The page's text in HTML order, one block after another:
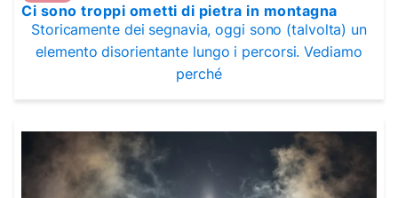
Ci sono troppi ometti di pietra in montagna
Storicamente dei segnavia, oggi sono (talvolta) un
elemento disorientante lungo i percorsi. Vediamo
perché